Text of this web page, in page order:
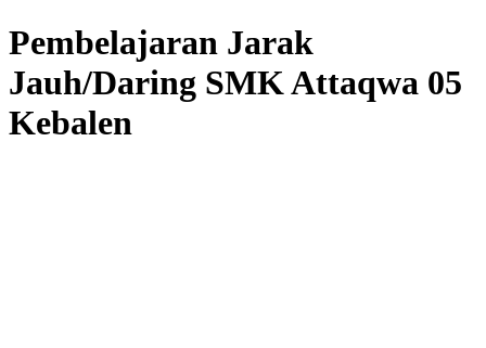
Pembelajaran Jarak
Jauh/Daring SMK Attaqwa 05
Kebalen